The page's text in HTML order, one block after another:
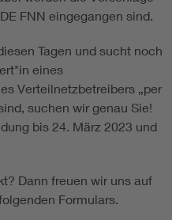
FNN eingegangen sind.
Tagen und sucht noch
eines
Verteilnetzbetreibers „per
suchen wir genau Sie!
bis 24. März 2023 und
Dann freuen wir uns auf
Formulars.